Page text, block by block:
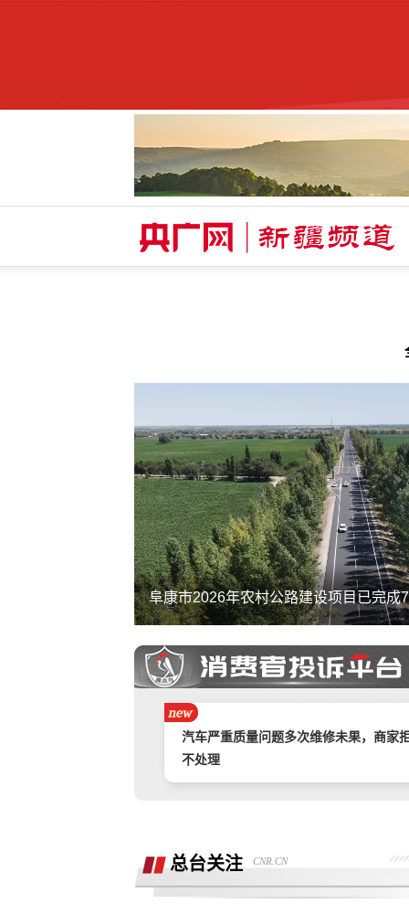
阜康市2026年农村公路建设项目已完成
携程旅游APP非因消费者原因主票已退
附属票不退费。
举报镇江豪利汽车销售服务有限公司拒
退款
汽车严重质量问题多次维修未果，商家
不处理
奇富借条（原360借条）暴力催收
广西联通宽带被无故限速，想恢复必须
《业务风险防控承诺书》
总台关注 CNR.CN